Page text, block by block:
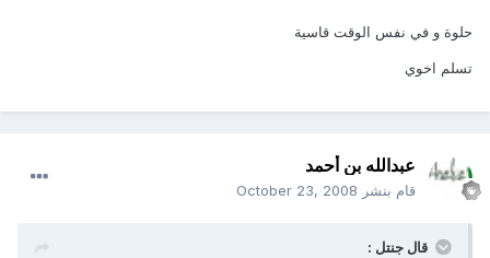
حلوة و في نفس الوقت قاسية
تسلم اخوي
عبدالله بن أحمد
قام بنشر October 23, 2008
قال جنتل :